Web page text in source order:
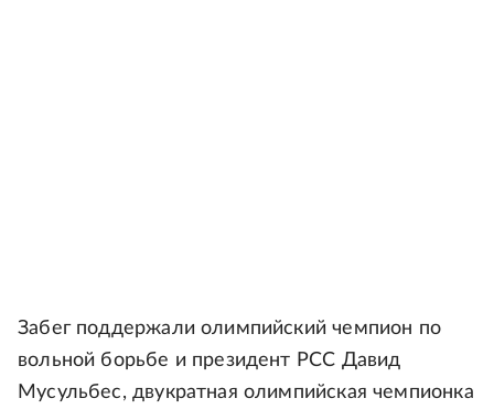
Забег поддержали олимпийский чемпион по
вольной борьбе и президент РСС Давид
Мусульбес, двукратная олимпийская чемпионка